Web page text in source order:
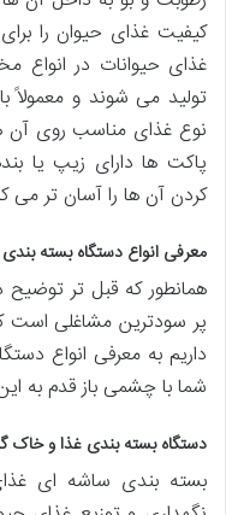
کیفیت غذای حیوان را
غذای حیوانات در انواع
تولید می شوند و معمولاً
نوع غذای مناسب روی آن
پاکت ها دارای زیپ یا
کردن آن ها را آسان تر می
معرفی انواع دستگاه بسته
همانطور که قبل تر توضیح
پر سودترین مشاغلی است
داریم به معرفی انواع
شما با چشمی باز قدم به
دستگاه بسته بندی غذا و خاک
بسته بندی ساشه ای